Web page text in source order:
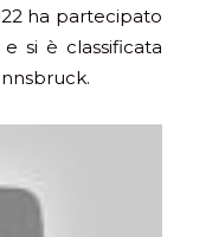
ha partecipato
si è classificata